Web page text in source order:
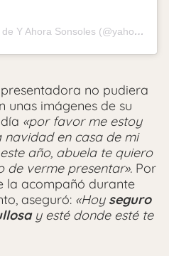
Una publicación compartida de Y Ahora Sonsoles (@yahorasonsoles)
no pudiera
unas imágenes de su
«por favor me estoy
navidad en casa de mi
año, abuela te quiero
de verme presentar». Por
la acompañó durante
aseguró: «Hoy seguro
y esté donde esté te